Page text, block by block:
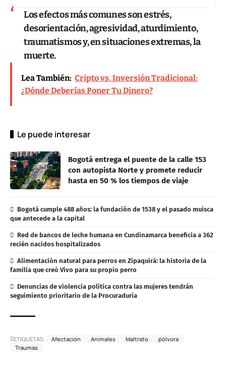
Los efectos más comunes son estrés,
desorientación, agresividad, aturdimiento,
traumatismos y, en situaciones extremas, la
muerte.
Lea También: Cripto vs. Inversión Tradicional:
¿Dónde Deberías Poner Tu Dinero?
Le puede interesar
Bogotá entrega el puente de la calle 153
con autopista Norte y promete reducir
hasta en 50 % los tiempos de viaje
Bogotá cumple 488 años: la fundación de 1538 y el pasado muisca
que antecede a la capital
Red de bancos de leche humana en Cundinamarca beneficia a 362
recién nacidos hospitalizados
Alimentación natural para perros en Zipaquirá: la historia de la
familia que creó Vivo para su propio perro
Denuncias de violencia política contra las mujeres tendrán
seguimiento prioritario de la Procuraduría
ETIQUETAS: Afectación Animales Maltrato
pólvora
Traumas